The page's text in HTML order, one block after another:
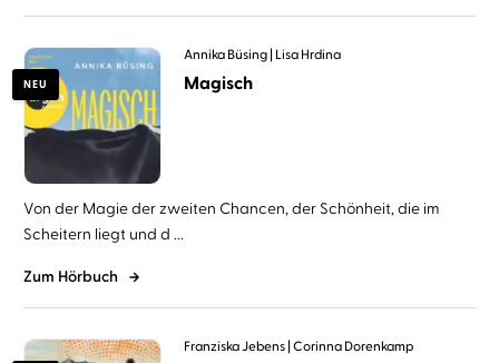
NEU
Annika Büsing Lisa Hrdina
Magisch
Von der Magie der zweiten Chancen, der Schönheit, die im
Scheitern liegt und d ...
Zum Hörbuch
Franziska Jebens Corinna Dorenkamp